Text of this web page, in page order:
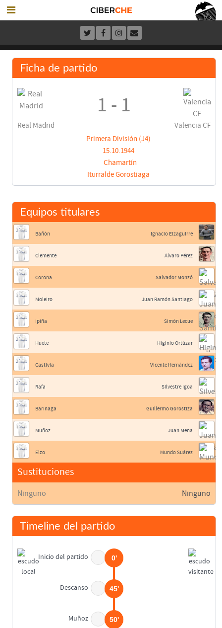
Ficha de partido
Real Madrid
1 - 1
Valencia CF
Primera División (J4)
15.10.1944
Chamartín
Iturralde Gorostiaga
Equipos titulares
Bañón
Clemente
Corona
Moleiro
Ipiña
Huete
Castivia
Rafa
Barinaga
Muñoz
Elzo
Sustituciones
Ninguno
Ignacio Eizaguirre
Álvaro Pérez
Salvador Monzó
Juan Ramón Santiago
Simón Lecue
Higinio Ortúzar
Vicente Hernández
Silvestre Igoa
Guillermo Gorostiza
Juan Mena
Mundo Suárez
Ninguno
Timeline del partido
Inicio del partido 0'
Descanso 45'
Muñoz 50'